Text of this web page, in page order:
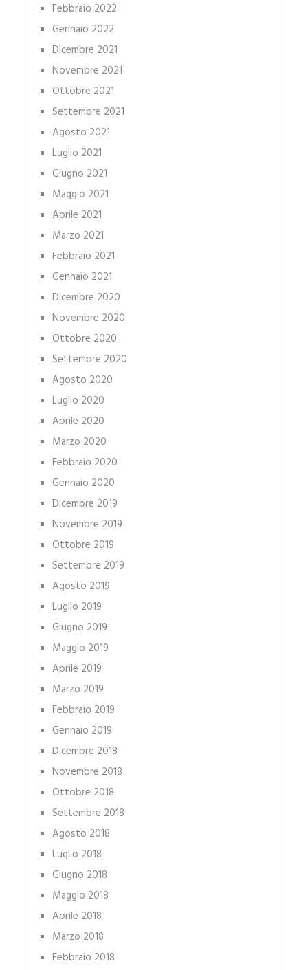
Febbraio 2022
Gennaio 2022
Dicembre 2021
Novembre 2021
Ottobre 2021
Settembre 2021
Agosto 2021
Luglio 2021
Giugno 2021
Maggio 2021
Aprile 2021
Marzo 2021
Febbraio 2021
Gennaio 2021
Dicembre 2020
Novembre 2020
Ottobre 2020
Settembre 2020
Agosto 2020
Luglio 2020
Aprile 2020
Marzo 2020
Febbraio 2020
Gennaio 2020
Dicembre 2019
Novembre 2019
Ottobre 2019
Settembre 2019
Agosto 2019
Luglio 2019
Giugno 2019
Maggio 2019
Aprile 2019
Marzo 2019
Febbraio 2019
Gennaio 2019
Dicembre 2018
Novembre 2018
Ottobre 2018
Settembre 2018
Agosto 2018
Luglio 2018
Giugno 2018
Maggio 2018
Aprile 2018
Marzo 2018
Febbraio 2018